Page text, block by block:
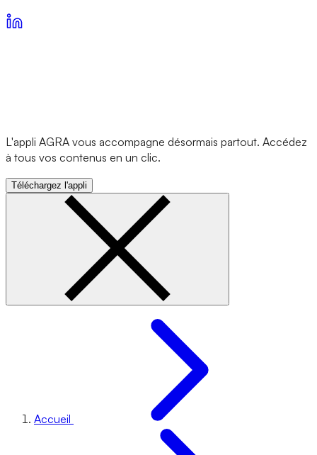
L'appli AGRA vous accompagne désormais partout. Accédez
à tous vos contenus en un clic.
Téléchargez l'appli
Accueil